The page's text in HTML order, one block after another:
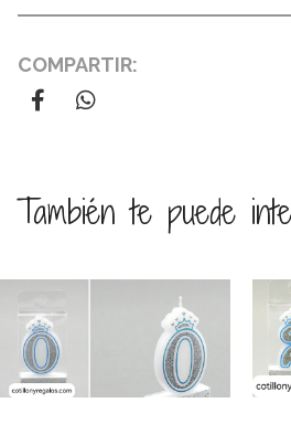
COMPARTIR:
También te puede